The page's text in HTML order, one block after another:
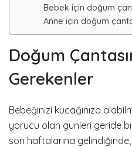
Bebek için doğum
Anne için doğum
Doğum
Gerekenler
Bebeğinizi kucağınıza
yorucu olan günleri geride
son haftalarına